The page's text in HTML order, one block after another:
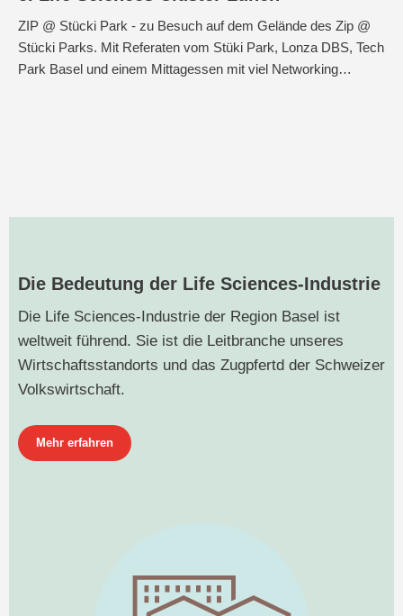
ZIP @ Stücki Park - zu Besuch auf dem Gelände des Zip @
Stücki Parks. Mit Referaten vom Stüki Park, Lonza DBS, Tech
Park Basel und einem Mittagessen mit viel Networking…
Die Bedeutung der Life Sciences-Industrie
Die Life Sciences-Industrie der Region Basel ist
weltweit führend. Sie ist die Leitbranche unseres
Wirtschaftsstandorts und das Zugpfertd der Schweizer
Volkswirtschaft.
Mehr erfahren